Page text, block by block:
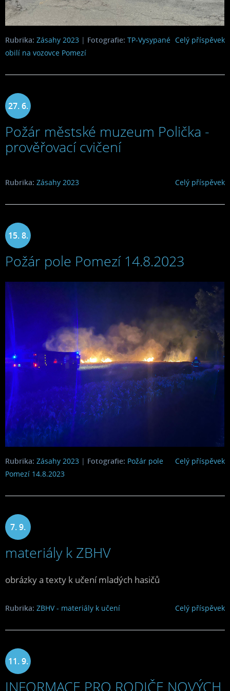
Celý příspěvek
Rubrika: Zásahy 2023 | Fotografie: TP-Vysypané
obilí na vozovce Pomezí
27. 6.
2023
Požár městské muzeum Polička -
prověřovací cvičení
Celý příspěvek
Rubrika: Zásahy 2023
15. 8.
2023
Požár pole Pomezí 14.8.2023
Celý příspěvek
Rubrika: Zásahy 2023 | Fotografie: Požár pole
Pomezí 14.8.2023
7. 9.
2023
materiály k ZBHV
obrázky a texty k učení mladých hasičů
Celý příspěvek
Rubrika: ZBHV - materiály k učení
11. 9.
2023
INFORMACE PRO RODIČE NOVÝCH